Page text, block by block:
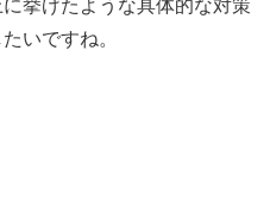
たいですね。